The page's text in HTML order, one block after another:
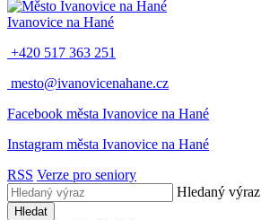
Ivanovice na Hané
+420 517 363 251
mesto@ivanovicenahane.cz
Facebook města Ivanovice na Hané
Instagram města Ivanovice na Hané
RSS Verze pro seniory
Hledaný výraz
Hledat